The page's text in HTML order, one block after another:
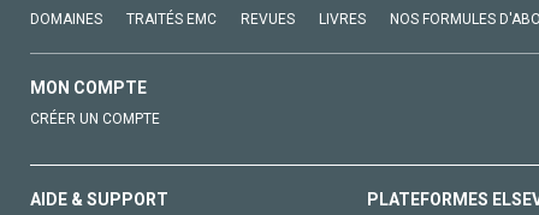
DOMAINES TRAITÉS EMC REVUES LIVRES NOS FORMULES
MON COMPTE
CRÉER UN COMPTE
AIDE & SUPPORT PLATEFORMES